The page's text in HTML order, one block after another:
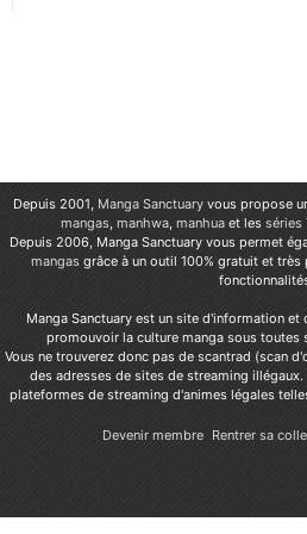
Depuis 2001, Manga Sanctuary vous propose
mangas, manhwa, manhuaet les séries
Depuis 2006, Manga Sanctuary vous permet
mangas grâce à un outil 100% gratuit et
Manga Sanctuary est un site d'information
promouvoir la culture manga sous toutes
Vous ne trouverez donc pas de scantrad (scan
des adresses de sites de streaming
plateformes de streaming d'animes légales
Devenir membre Rentrer sa